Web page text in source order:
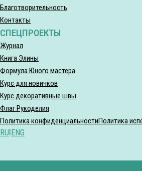
Благотворительность
Контакты
СПЕЦПРОЕКТЫ
Журнал
Книга Элины
Формула Юного мастера
Курс для новичков
Курс декоративные швы
Флаг Рукоделия
Политика конфиденциальностиПолитика
RU ENG